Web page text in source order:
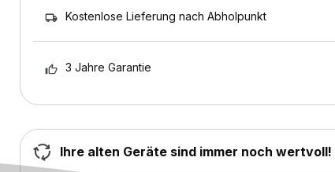
Kostenlose Lieferung nach Abholpunkt
3 Jahre Garantie
Ihre alten Geräte sind immer noch wertvoll!